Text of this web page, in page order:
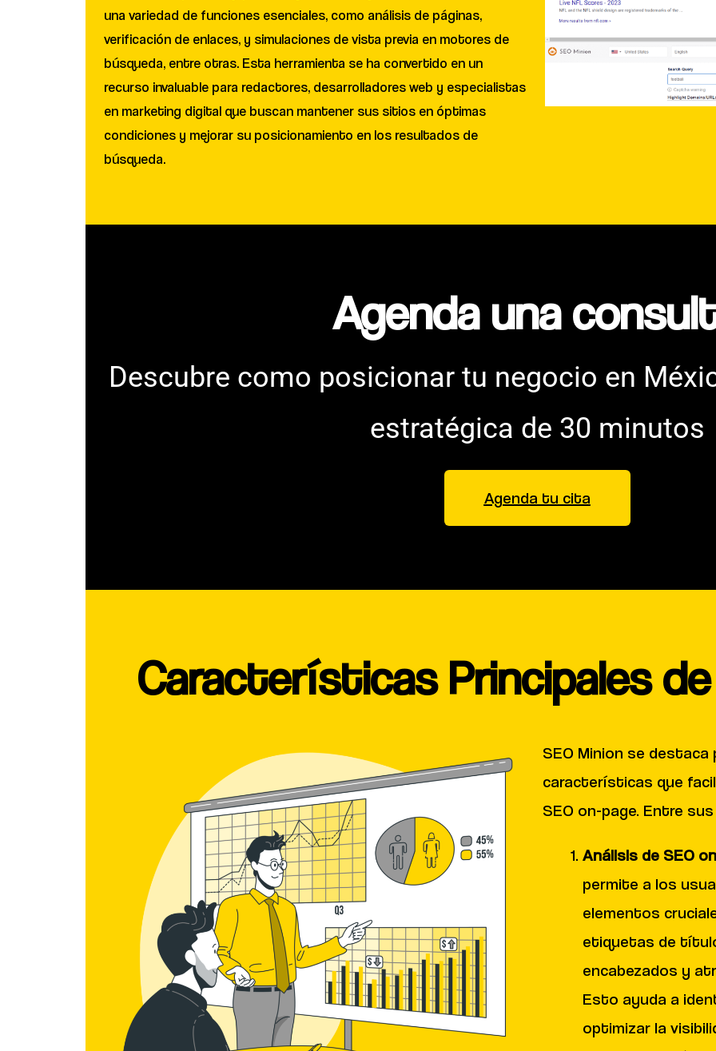
una variedad de funciones esenciales, como análisis de páginas,
verificación de enlaces, y simulaciones de vista previa en motores de
búsqueda, entre otras. Esta herramienta se ha convertido en un
recurso invaluable para redactores, desarrolladores web y especialistas
en marketing digital que buscan mantener sus sitios en óptimas
condiciones y mejorar su posicionamiento en los resultados de
búsqueda.
Agenda una
Descubre como posicionar tu negocio en
estratégica de 30 minutos
Agenda tu cita
Características Principales de
SEO Minion se
características que
SEO on-page. Entre
Análisis de SEO
permite a los
elementos
etiquetas de
encabezados y
Esto ayuda a
optimizar la